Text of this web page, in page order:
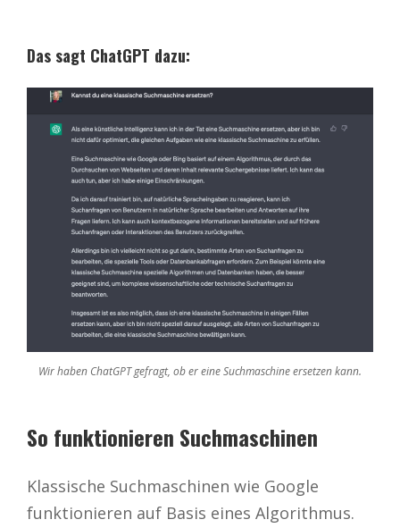
Das sagt ChatGPT dazu:
Wir haben ChatGPT gefragt, ob er eine Suchmaschine ersetzen kann.
So funktionieren Suchmaschinen
Klassische Suchmaschinen wie Google
funktionieren auf Basis eines Algorithmus.